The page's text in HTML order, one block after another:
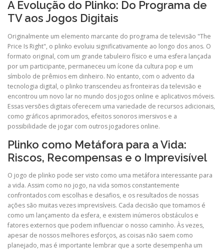
A Evolução do Plinko: Do Programa de
TV aos Jogos Digitais
Originalmente um elemento marcante do programa de televisão "The
Price Is Right", o plinko evoluiu significativamente ao longo dos anos. O
formato original, com um grande tabuleiro físico e uma esfera lançada
por um participante, permaneceu um ícone da cultura pop e um
símbolo de prêmios em dinheiro. No entanto, com o advento da
tecnologia digital, o plinko transcendeu as fronteiras da televisão e
encontrou um novo lar no mundo dos jogos online e aplicativos móveis.
Essas versões digitais oferecem uma variedade de recursos adicionais,
como gráficos aprimorados, efeitos sonoros imersivos e a
possibilidade de jogar com outros jogadores online.
Plinko como Metáfora para a Vida:
Riscos, Recompensas e o Imprevisível
O jogo de plinko pode ser visto como uma metáfora interessante para
a vida. Assim como no jogo, na vida somos constantemente
confrontados com escolhas e desafios, e os resultados de nossas
ações são muitas vezes imprevisíveis. Cada decisão que tomamos é
como um lançamento da esfera, e existem inúmeros obstáculos e
fatores externos que podem influenciar o nosso caminho. Às vezes,
apesar de nossos melhores esforços, as coisas não saem como
planejado, mas é importante lembrar que a sorte desempenha um